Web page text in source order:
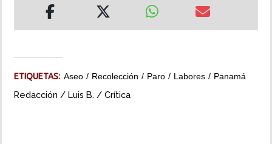
ETIQUETAS: Aseo Recolección Paro Labores Panamá
Redacción / Luis B. / Crítica